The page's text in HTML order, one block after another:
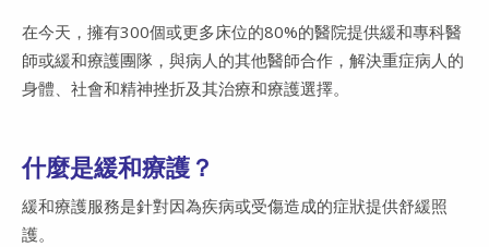
在今天，擁有300個或更多床位的80%的醫院提供緩和專科醫
師或緩和療護團隊，與病人的其他醫師合作，解決重症病人的
身體、社會和精神挫折及其治療和療護選擇。
什麼是緩和療護？
緩和療護服務是針對因為疾病或受傷造成的症狀提供舒緩照
護。